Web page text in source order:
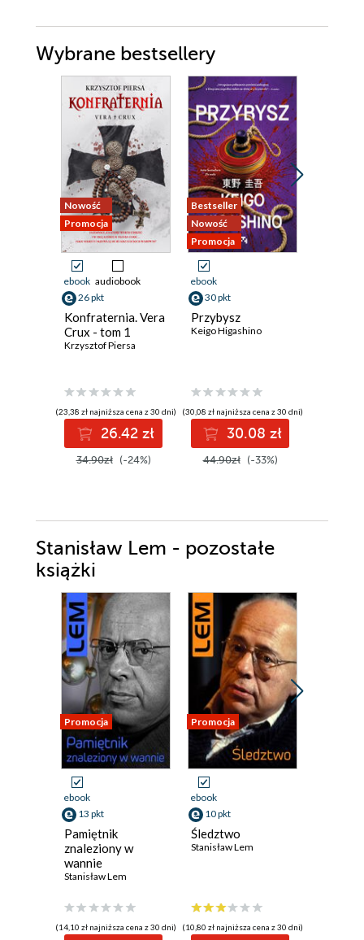
Wybrane bestsellery
Nowość
Promocja
ebook audiobook
26 pkt
Konfraternia. Vera
Crux - tom 1
Krzysztof Piersa
(23,38 zł najniższa cena z 30 dni)
26.42 zł
34.90zł (-24%)
Bestseller
Nowość
Promocja
ebook
30 pkt
Przybysz
Keigo Higashino
(30,08 zł najniższa cena z 30 dni)
30.08 zł
44.90zł (-33%)
Stanisław Lem - pozostałe
książki
Promocja
ebook
13 pkt
Pamiętnik
znaleziony w
wannie
Stanisław Lem
(14,10 zł najniższa cena z 30 dni)
Promocja
ebook
10 pkt
Śledztwo
Stanisław Lem
(10,80 zł najniższa cena z 30 dni)